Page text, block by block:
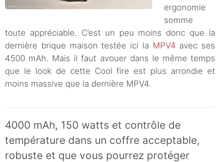
ergonomie
somme
toute appréciable. C’est un peu moins donc que la
dernière brique maison testée ici la MPV4 avec ses
4500 mAh. Mais il faut avouer dans le même temps
que le look de cette Cool fire est plus arrondie et
moins massive que la dernière MPV4.
4000 mAh, 150 watts et contrôle de
température dans un coffre acceptable,
robuste et que vous pourrez protéger